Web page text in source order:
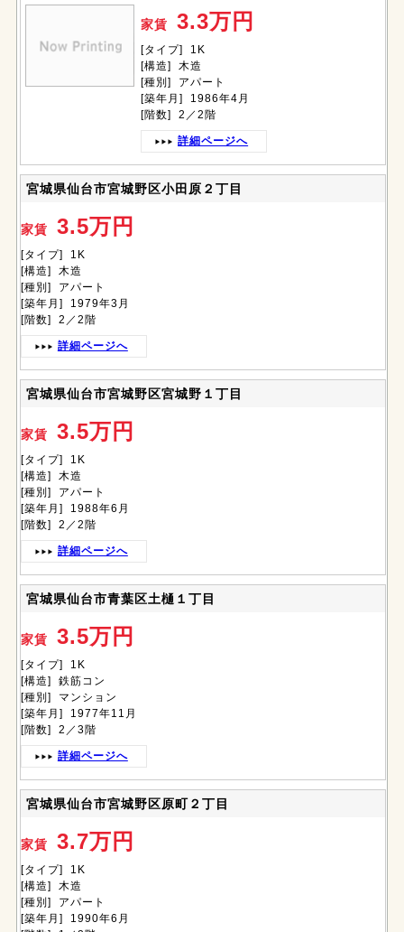
家賃3.3万円
[タイプ] 1K
[構造] 木造
[種別] アパート
[築年月] 1986年4月
[階数] 2／2階
詳細ページへ
宮城県仙台市宮城野区小田原２丁目
家賃 3.5万円
[タイプ] 1K
[構造] 木造
[種別] アパート
[築年月] 1979年3月
[階数] 2／2階
詳細ページへ
宮城県仙台市宮城野区宮城野１丁目
家賃 3.5万円
[タイプ] 1K
[構造] 木造
[種別] アパート
[築年月] 1988年6月
[階数] 2／2階
詳細ページへ
宮城県仙台市青葉区土樋１丁目
家賃 3.5万円
[タイプ] 1K
[構造] 鉄筋コン
[種別] マンション
[築年月] 1977年11月
[階数] 2／3階
詳細ページへ
宮城県仙台市宮城野区原町２丁目
家賃 3.7万円
[タイプ] 1K
[構造] 木造
[種別] アパート
[築年月] 1990年6月